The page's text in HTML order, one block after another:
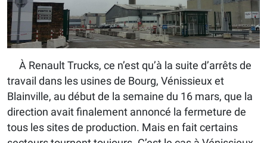
À Renault Trucks, ce n’est qu’à la suite d’arrêts de
travail dans les usines de Bourg, Vénissieux et
Blainville, au début de la semaine du 16 mars, que la
direction avait finalement annoncé la fermeture de
tous les sites de production. Mais en fait certains